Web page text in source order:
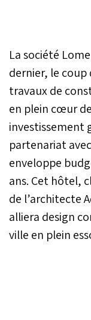
La société
dernier, le coup
travaux de
en plein cœur
investissement
partenariat
enveloppe
ans. Cet hôtel,
de l’architecte
alliera design
ville en plein